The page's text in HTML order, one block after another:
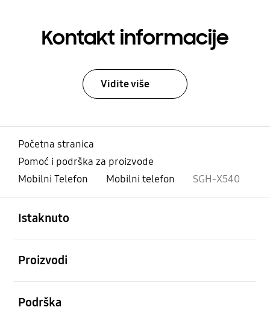
Kontakt informacije
Vidite više
Početna stranica
Pomoć i podrška za proizvode
Mobilni Telefon
Mobilni telefon SGH-X540
Istaknuto
Proizvodi
Podrška